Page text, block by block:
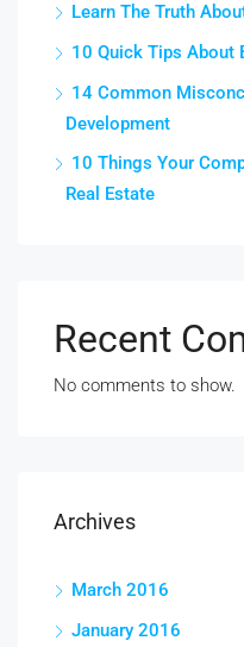
Learn The Truth
10 Quick Tips About
14 Common
Development
10 Things Your
Real Estate
Recent
No comments to show.
Archives
March 2016
January 2016